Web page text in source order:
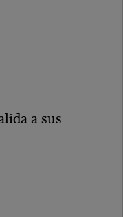
a sus